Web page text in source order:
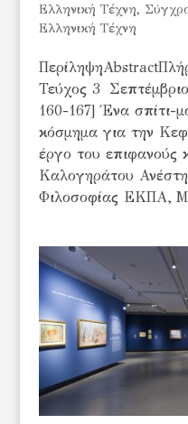
Ελληνική Τέχνη,
Ελληνική Τέχνη
Τεύχος 3
160-167] Ένα σπίτι-
κόσμημα για την
έργο του επιφανούς
Καλογηράτου
Φιλοσοφίας ΕΚΠΑ,